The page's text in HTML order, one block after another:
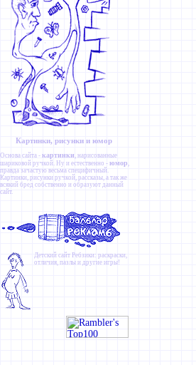
Картинки, рисунки и юмор
Основа сайта - картинки , нарисованные
шариковой ручкой. Ну и естественно - юмор ,
правда зачастую весьма специфичный.
Картинки, рисунки ручкой, рассказы, а так же
всякий бред собственно и образуют данный
сайт.
Детский сайт Ребзики: раскраски,
отличия, пазлы и другие игры!